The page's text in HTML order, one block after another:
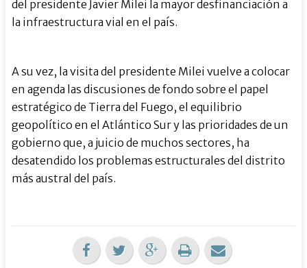
del presidente Javier Milei la mayor desfinanciación a
la infraestructura vial en el país.
A su vez, la visita del presidente Milei vuelve a colocar
en agenda las discusiones de fondo sobre el papel
estratégico de Tierra del Fuego, el equilibrio
geopolítico en el Atlántico Sur y las prioridades de un
gobierno que, a juicio de muchos sectores, ha
desatendido los problemas estructurales del distrito
más austral del país.